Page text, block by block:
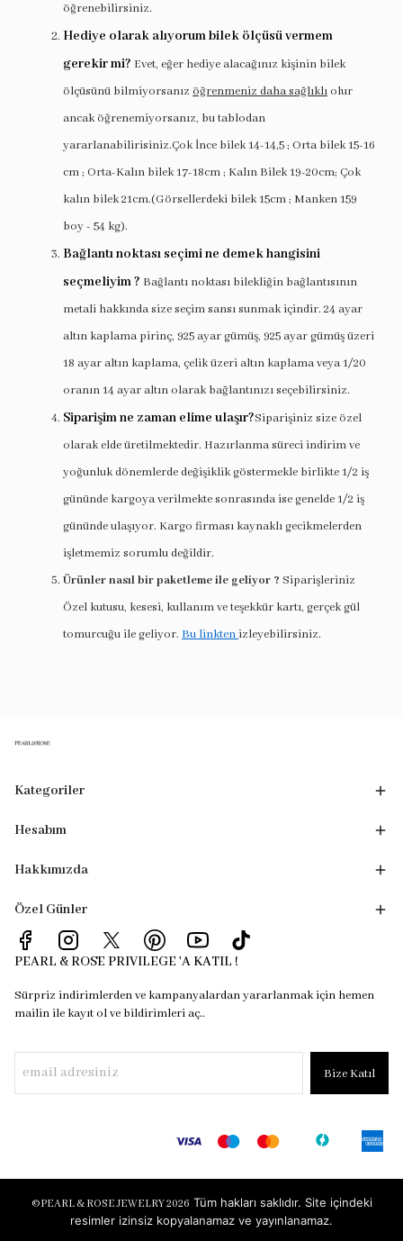
öğrenebilirsiniz.
Hediye olarak alıyorum bilek ölçüsü vermem
gerekir mi? Evet, eğer hediye alacağınız kişinin bilek
ölçüsünü bilmiyorsanız öğrenmeniz daha sağlıklı olur
ancak öğrenemiyorsanız, bu tablodan
yararlanabilirisiniz.Çok İnce bilek 14-14,5 ; Orta bilek 15-16
cm ; Orta-Kalın bilek 17-18cm ; Kalın Bilek 19-20cm; Çok
kalın bilek 21cm.(Görsellerdeki bilek 15cm ; Manken 159
boy - 54 kg).
Bağlantı noktası seçimi ne demek hangisini
seçmeliyim ? Bağlantı noktası bilekliğin bağlantısının
metali hakkında size seçim sansı sunmak içindir. 24 ayar
altın kaplama pirinç, 925 ayar gümüş, 925 ayar gümüş üzeri
18 ayar altın kaplama, çelik üzeri altın kaplama veya 1/20
oranın 14 ayar altın olarak bağlantınızı seçebilirsiniz.
Siparişim ne zaman elime ulaşır?Siparişiniz size özel
olarak elde üretilmektedir. Hazırlanma süreci indirim ve
yoğunluk dönemlerde değişiklik göstermekle birlikte 1/2 iş
gününde kargoya verilmekte sonrasında ise genelde 1/2 iş
gününde ulaşıyor. Kargo firması kaynaklı gecikmelerden
işletmemiz sorumlu değildir.
Ürünler nasıl bir paketleme ile geliyor ? Siparişleriniz
Özel kutusu, kesesi, kullanım ve teşekkür kartı, gerçek gül
tomurcuğu ile geliyor. Bu linkten izleyebilirsiniz.
Kategoriler
Hesabım
Hakkımızda
Özel Günler
PEARL & ROSE PRIVILEGE 'A KATIL !
Sürpriz indirimlerden ve kampanyalardan yararlanmak için hemen
mailin ile kayıt ol ve bildirimleri aç..
Bize Katıl
©PEARL & ROSE JEWELRY 2026 Tüm hakları saklıdır. Site içindeki
resimler izinsiz kopyalanamaz ve yayınlanamaz.